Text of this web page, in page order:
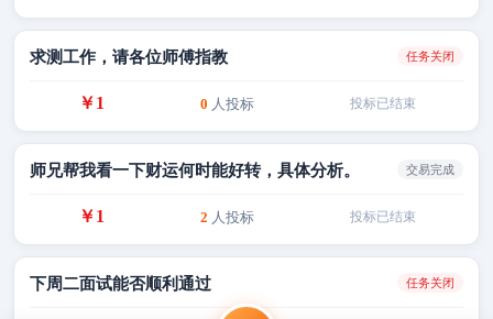
求测工作，请各位师傅指教 任务关闭
￥1 0 人投标 投标已结束
师兄帮我看一下财运何时能好转，具体分析。 交易完成
￥1 2 人投标 投标已结束
下周二面试能否顺利通过 任务关闭